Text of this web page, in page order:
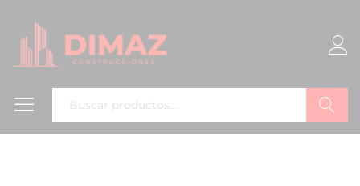
Buscar